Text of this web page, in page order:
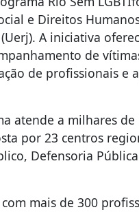
e Direitos
A iniciativa
de
de profissionais e
atende a milhares de
por 23 centros
Defensoria
mais de 300